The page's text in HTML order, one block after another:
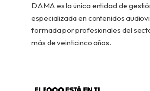
DAMA es la única entidad de
especializada en contenidos
formada por profesionales del
más de veinticinco años.